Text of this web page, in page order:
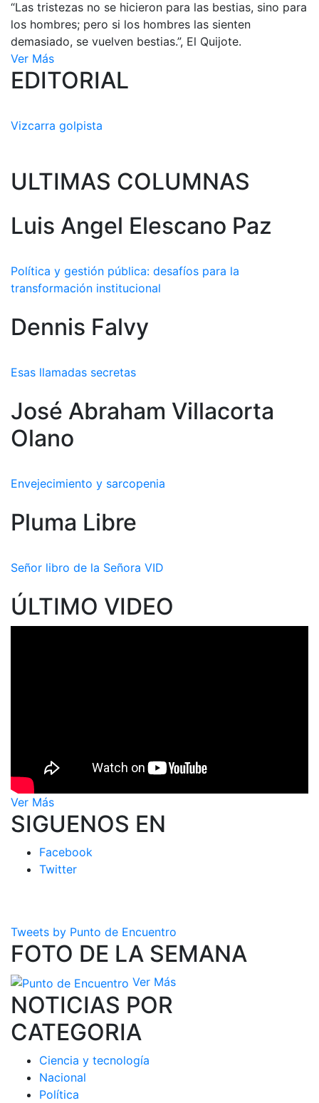
“Las tristezas no se hicieron para las bestias, sino para
los hombres; pero si los hombres las sienten
demasiado, se vuelven bestias.”, El Quijote.
Ver Más
EDITORIAL
Vizcarra golpista
ULTIMAS COLUMNAS
Luis Angel Elescano Paz
Política y gestión pública: desafíos para la
transformación institucional
Dennis Falvy
Esas llamadas secretas
José Abraham Villacorta
Olano
Envejecimiento y sarcopenia
Pluma Libre
Señor libro de la Señora VID
ÚLTIMO VIDEO
Ver Más
SIGUENOS EN
Facebook
Twitter
Tweets by Punto de Encuentro
FOTO DE LA SEMANA
Ver Más
NOTICIAS POR
CATEGORIA
Ciencia y tecnología
Nacional
Política